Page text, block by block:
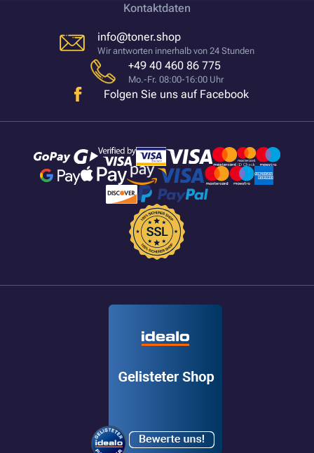
Kontaktdaten
info@toner.shop
Wir antworten innerhalb von 24 Stunden
+49 40 460 86 775
Mo.-Fr. 08:00-16:00 Uhr
Folgen Sie uns auf Facebook